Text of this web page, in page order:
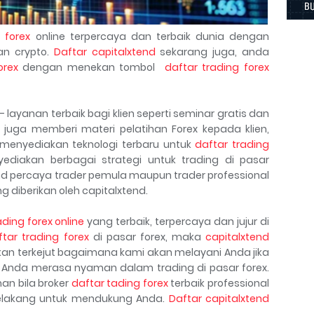
forex online terpercaya dan terbaik dunia dengan
crypto. Daftar capitalxtend sekarang juga, anda
dengan menekan tombol daftar trading forex
terbaik bagi klien seperti seminar gratis dan
memberi materi pelatihan Forex kepada klien,
teknologi terbaru untukdaftar trading
berbagai strategi untuk trading di pasar
percaya trader pemula maupun trader professional
diberikan oleh capitalxtend.
forex online yang terbaik, terpercaya dan jujur di
trading forexdi pasar forex, makacapitalxtend
terkejut bagaimana kami akan melayani Anda jika
merasa nyaman dalam trading di pasar forex.
bila broker daftar tading forexterbaik professional
untuk mendukung Anda. Daftar capitalxtend